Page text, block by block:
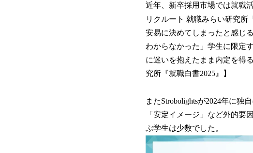
近年、新卒採用市場では就職
リクルート 就職みらい研究所
安易に決めてしまったと感じ
わからなかった」学生に限定
に迷いを抱えたまま内定を得
究所『就職白書2025』】
またStrobolightsが2024年に
「安定イメージ」など外的要
ぶ学生は少数でした。